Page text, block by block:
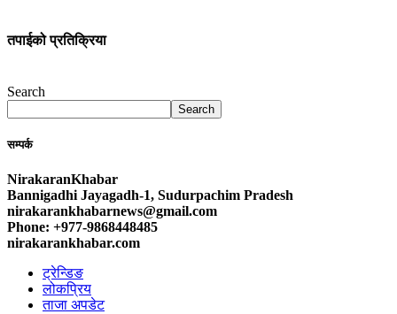
तपाईको प्रतिक्रिया
Search
Search
सम्पर्क
NirakaranKhabar
Bannigadhi Jayagadh-1, Sudurpachim Pradesh
nirakarankhabarnews@gmail.com
Phone: +977-9868448485
nirakarankhabar.com
ट्रेन्डिङ
लोकप्रिय
ताजा अपडेट